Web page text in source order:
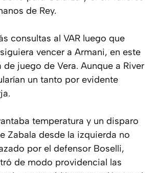
de Rey.
consultas al VAR luego que
vencer a Armani, en este
juego de Vera. Aunque a River
un tanto por evidente
temperatura y un disparo
Zabala desde la izquierda no
por el defensor Boselli,
de modo providencial las